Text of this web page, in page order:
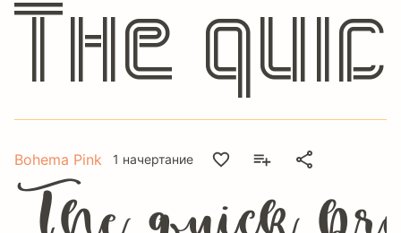
The
Bohema Pink 1 начертание